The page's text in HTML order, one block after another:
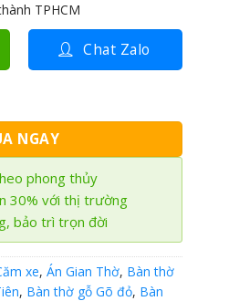
TPHCM
Chat Zalo
gỗ Gõ đỏ BT-33 số lượng
NGAY
phong thủy
30% với thị trường
bảo trì trọn đời
xe, Án Gian Thờ, Bàn thờ
, Bàn thờ gỗ Gõ đỏ, Bàn